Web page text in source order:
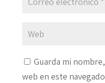
Guarda mi
web en este